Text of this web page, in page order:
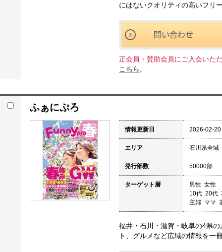
にはないクオリティの高いフリ
正会員・賛助会員にご入会いた
こちら 。
ふぁにぷろ
情報更新日 2026-02-
エリア 石川県全域
発行部数 50000部
ターゲット層
男性 女性
10代 20代
主婦 ママ
福井・石川・滋賀・岐阜の4県
ト、グルメなど広域の情報を一